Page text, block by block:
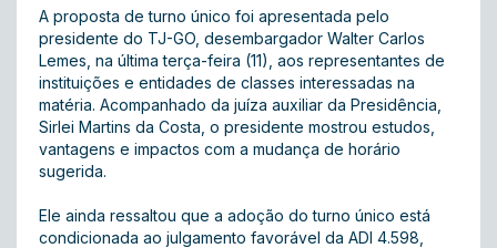
A proposta de turno único foi apresentada pelo
presidente do TJ-GO, desembargador Walter Carlos
Lemes, na última terça-feira (11), aos representantes de
instituições e entidades de classes interessadas na
matéria. Acompanhado da juíza auxiliar da Presidência,
Sirlei Martins da Costa, o presidente mostrou estudos,
vantagens e impactos com a mudança de horário
sugerida.
Ele ainda ressaltou que a adoção do turno único está
condicionada ao julgamento favorável da ADI 4.598,